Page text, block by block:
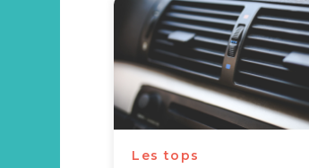
Les tops